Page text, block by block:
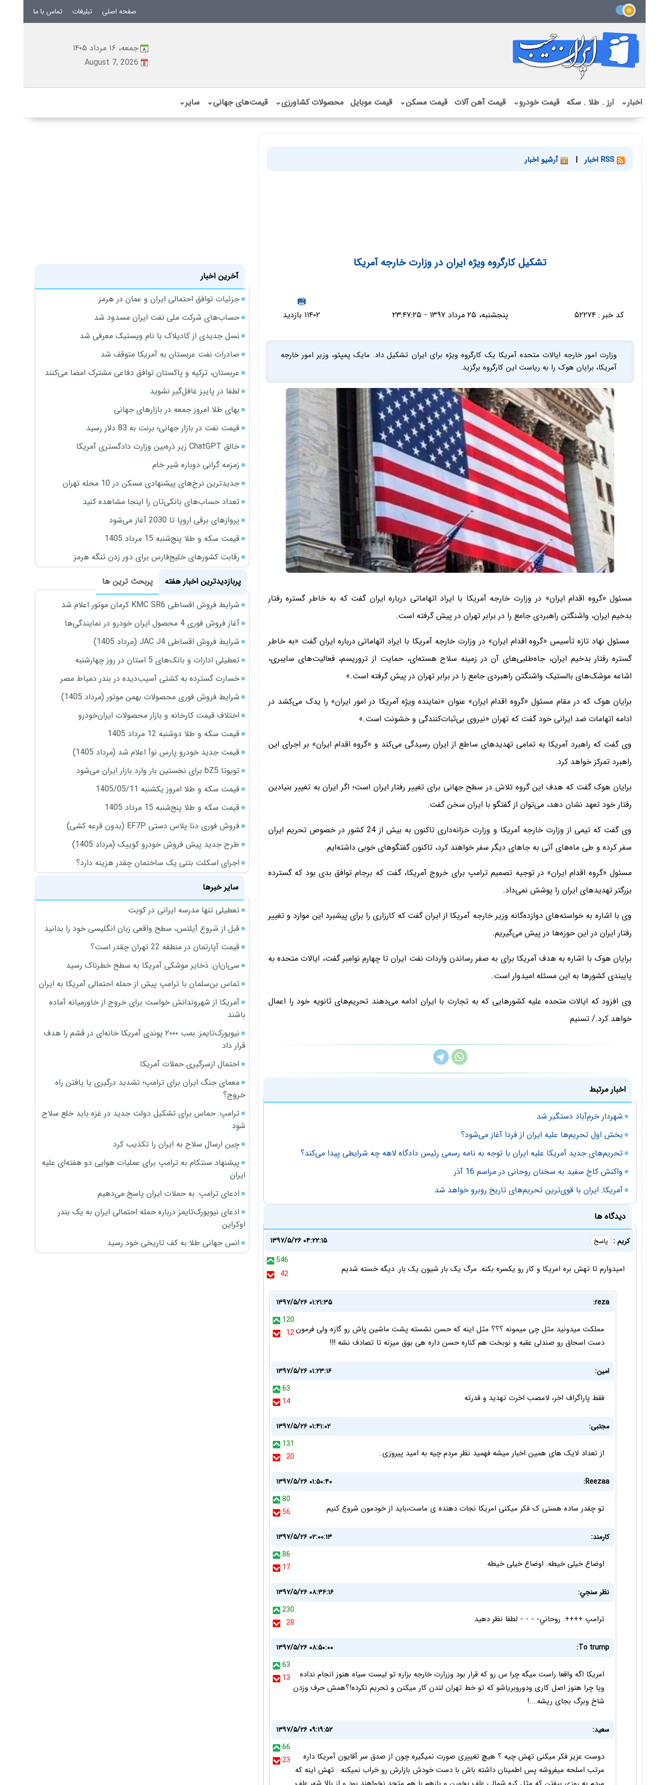
صفحه اصلی تبلیغات تماس با ما
جمعه، ۱۶ مرداد ۱۴۰۵
August 7, 2026
اخبار⌄ ارز . طلا . سکه قیمت خودرو⌄ قیمت آهن آلات قیمت مسکن⌄ قیمت موبایل محصولات کشاورزی⌄ قیمت‌های جهانی⌄ سایر⌄
| آرشیو اخبار
تشکیل کارگروه ویژه ایران در وزارت خارجه آمریکا
کد خبر :۵۲۲۷۴ پنجشنبه، ۲۵ مرداد ۱۳۹۷ - ۲۳:۴۷:۲۵ ۱۱۴۰۲ بازدید
وزارت امور خارجه ایالات متحده آمریکا یک کارگروه ویژه برای ایران تشکیل داد. مایک پمپئو، وزیر امور خارجه
آمریکا، برایان هوک را به ریاست این کارگروه برگزید.
مسئول «گروه اقدام ایران»‌ در وزارت خارجه آمریکا با ایراد اتهاماتی درباره ایران گفت که به خاطر گستره رفتار
بدخیم ایران، واشنگتن راهبردی جامع را در برابر تهران در پیش گرفته است.
مسئول نهاد تازه تأسیس «گروه اقدام ایران»‌ در وزارت خارجه آمریکا با ایراد اتهاماتی درباره ایران گفت «به خاطر
گستره رفتار بدخیم ایران، جاه‌طلبی‌های آن در زمینه سلاح هسته‌ای، حمایت از تروریسم، فعالیت‌های سایبری،
اشاعه موشک‌های بالستیک واشنگتن راهبردی جامع را در برابر تهران در پیش گرفته است.»
برایان هوک که در مقام مسئول «گروه اقدام ایران» عنوان «نماینده ویژه آمریکا در امور ایران» را یدک می‌کشد در
ادامه اتهامات ضد ایرانی خود گفت که تهران «نیروی بی‌ثبات‌کنندگی و خشونت است.»
وی گفت که راهبرد آمریکا به تمامی تهدیدهای ساطع از ایران رسیدگی می‌کند و «گروه اقدام ایران» بر اجرای این
راهبرد تمرکز خواهد کرد.
برایان هوک گفت که هدف این گروه تلاش در سطح جهانی برای تغییر رفتار ایران است؛ اگر ایران به تغییر بنیادین
رفتار خود تعهد نشان دهد، می‌توان از گفتگو با ایران سخن گفت.
وی گفت که تیمی از وزارت خارجه آمریکا و وزارت خزانه‌داری تاکنون به بیش از 24 کشور در خصوص تحریم ایران
سفر کرده و طی ماه‌های آتی به جاهای دیگر سفر خواهند کرد، تاکنون گفتگوهای خوبی داشته‌ایم.
مسئول «گروه اقدام ایران» در توجیه تصمیم ترامپ برای خروج آمریکا، گفت که برجام توافق بدی بود که گسترده
بزرگتر تهدیدهای ایران را پوشش نمی‌داد.
وی با اشاره به خواسته‌های دوازده‌گانه وزیر خارجه آمریکا از ایران گفت که کارزاری را برای پیشبرد این موارد و تغییر
رفتار ایران در این حوزه‌ها در پیش می‌گیریم.
برایان هوک با اشاره به هدف آمریکا برای به صفر رساندن واردات نفت ایران تا چهارم نوامبر گفت، ایالات متحده به
پایبندی کشورها به این مسئله امیدوار است.
وی افزود که ایالات متحده علیه کشورهایی که به تجارت با ایران ادامه می‌دهند تحریم‌های ثانویه خود را اعمال
خواهد کرد./ تسنیم
اخبار مرتبط
شهردار خرم‌آباد دستگیر شد
بخش اول تحریم‌ها علیه ایران از فردا آغاز می‌شود؟
تحریم‌های جدید آمریکا علیه ایران با توجه به نامه رسمی رئیس دادگاه لاهه چه شرایطی پیدا می‌کند؟
واکنش کاخ سفید به سخنان روحانی در مراسم 16 آذر
آمریکا: ایران با قوی‌ترین تحریم‌های تاریخ روبرو خواهد شد
دیدگاه ها
کریم : پاسخ
۱۳۹۷/۵/۲۶ ۰۴:۲۲:۱۵
546
42
امیدوارم تا تهش بره امریکا و‌ کار رو یکسره بکنه. مرگ یک بار شیون یک بار. دیگه خسته شدیم
reza:
۱۳۹۷/۵/۲۶ ۰۱:۲۱:۳۵
120
12مملکت میدونید مثل چی میمونه ؟؟؟ مثل اینه که حسن نشسته پشت ماشین پاش رو گازه ولی فرمون
دست اسحاق رو صندلی عقبه و نوبخت هم کناره حسن داره هی بوق میزنه تا تصادف نشه !!!
امین:
۱۳۹۷/۵/۲۶ ۰۱:۲۳:۱۶
63
14
فقط پاراگراف اخر، لامصب اخرت تهدید و قدرته
مجتبی:
۱۳۹۷/۵/۲۶ ۰۱:۴۱:۰۲
131
20
از تعداد لایک های همین اخبار میشه فهمید نظر مردم چیه به امید پیروزی..
Reezaa:
۱۳۹۷/۵/۲۶ ۰۱:۵۰:۴۰
80
56
تو چقدر ساده هستی ک فکر میکنی امریکا نجات دهنده ی ماست،باید از خودمون شروع کنیم.
کارمند:
۱۳۹۷/۵/۲۶ ۰۲:۰۰:۱۳
86
17
اوضاع خیلی خیطه. اوضاع خیلی خیطه
نظر سنجي:
۱۳۹۷/۵/۲۶ ۰۸:۳۶:۱۶
230
28
ترامپ ++++. روحاني- - - - لطفا نظر دهيد
To trump:
۱۳۹۷/۵/۲۶ ۰۸:۵۰:۰۰
63
13
امریکا اگه واقعا راست میگه چرا س رو که قرار بود وزرارت خارجه بزاره تو لیست سیاه هنوز انجام نداده
ویا چرا هنوز اصل کاری ودوروبریاشو که تو خط تهران لندن کار میکنن و تحریم نکرده!؟همش حرف وزدن
شاخ وبرگ بجای ریشه....!
سعید:
۱۳۹۷/۵/۲۶ ۰۹:۱۹:۵۲
66
23
دوست عزیز فکر میکنی تهش چیه ؟ هیچ تغییری صورت نمیگیره چون از صدق سر آقایون آمریکا داره
مرتب اسلحه میفروشه پس اطمینان داشته باش با دست خودش بازارش رو خراب نمیکنه . تهش اینه که
آخرین اخبار
جزئیات توافق احتمالی ایران و عمان در هرمز
حساب‌های شرکت ملی نفت ایران مسدود شد
نسل جدیدی از کادیلاک با نام ویستیک معرفی شد
صادرات نفت عربستان به آمریکا متوقف شد
عربستان، ترکیه و پاکستان توافق دفاعی مشترک امضا می‌کنند
لطفا در پاییز غافل‌گیر نشوید
بهای طلا امروز جمعه در بازارهای جهانی
قیمت نفت در بازار جهانی؛ برنت به 83 دلار رسید
خالق ChatGPT زیر ذره‌بین وزارت دادگستری آمریکا
زمزمه گرانی دوباره شیر خام
جدیدترین نرخ‌های پیشنهادی مسکن در 10 محله تهران
تعداد حساب‌های بانکی‌تان را اینجا مشاهده کنید
پروازهای برقی اروپا تا 2030 آغاز می‌شود
قیمت سکه و طلا پنج‌شنبه 15 مرداد 1405
رقابت کشورهای خلیج‌فارس برای دور زدن تنگه هرمز
پربازدیدترین اخبار هفته
پربحث ترین ها
شرایط فروش اقساطی KMC SR6 کرمان موتور اعلام شد
آغاز فروش فوری 4 محصول ایران خودرو در نمایندگی‌ها
شرایط فروش اقساطی JAC J4 (مرداد 1405)
تعطیلی ادارات و بانک‌های 5 استان در روز چهارشنبه
خسارت گسترده به کشتی آسیب‌دیده در بندر دمیاط مصر
شرایط فروش فوری محصولات بهمن موتور (مرداد 1405)
اختلاف قیمت کارخانه و بازار محصولات ایران‌خودرو
قیمت سکه و طلا دوشنبه 12 مرداد 1405
قیمت جدید خودرو پارس نوآ اعلام شد (مرداد 1405)
تویوتا bZ5 برای نخستین بار وارد بازار ایران می‌شود
قیمت سکه و طلا امروز یکشنبه 1405/05/11
قیمت سکه و طلا پنج‌شنبه 15 مرداد 1405
فروش فوری دنا پلاس دستی EF7P (بدون قرعه کشی)
طرح جدید پیش فروش خودرو کوییک (مرداد 1405)
اجرای اسکلت بتنی یک ساختمان چقدر هزینه دارد؟
سایر خبرها
تعطیلی تنها مدرسه ایرانی در کویت
قبل از شروع آیلتس، سطح واقعی زبان انگلیسی خود را بدانید
قیمت آپارتمان در منطقه 22 تهران چقدر است؟
سی‌ان‌ان: ذخایر موشکی آمریکا به سطح خطرناک رسید
تماس بن‌سلمان با ترامپ پیش از حمله احتمالی آمریکا به ایران
آمریکا از شهروندانش خواست برای خروج از خاورمیانه آماده
باشند
نیویورک‌تایمز: بمب ۲۰۰۰ پوندی آمریکا خانه‌ای در قشم را هدف
قرار داد
احتمال ازسرگیری حملات آمریکا
معمای جنگ ایران برای ترامپ؛ تشدید درگیری یا یافتن راه
خروج؟
ترامپ: حماس برای تشکیل دولت جدید در غزه باید خلع سلاح
شود
چین ارسال سلاح به ایران را تکذیب کرد
پیشنهاد سنتکام به ترامپ برای عملیات هوایی دو هفته‌ای علیه
ایران
ادعای ترامپ: به حملات ایران پاسخ می‌دهیم
ادعای نیویورک‌تایمز درباره حمله احتمالی ایران به یک بندر
اوکراین
انس جهانی طلا به کف تاریخی خود رسید